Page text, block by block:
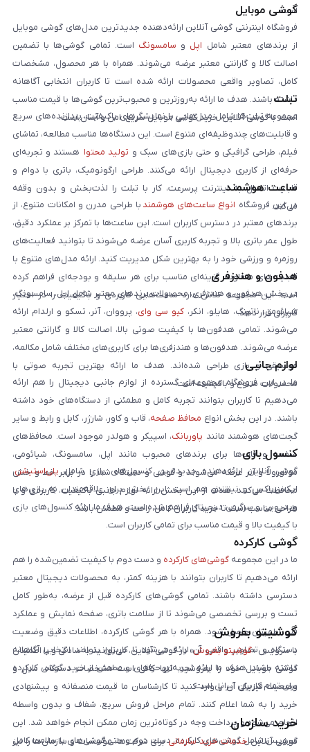
است:
گوشی موبایل
فروشگاه اینترنتی گوشی آنلاین ارائه‌دهنده جدیدترین مدل‌های گوشی موبایل
از برندهای معتبر شامل اپل و سامسونگ است. تمامی گوشی‌ها با تضمین
اصالت کالا و گارانتی معتبر عرضه می‌شوند. همراه با هر محصول، مشخصات
کامل، تصاویر واقعی محصولات ارائه شده است تا کاربران انتخابی آگاهانه
داشته باشند. هدف ما ارائه به‌روزترین و محبوب‌ترین گوشی‌ها با قیمت مناسب
است. با گوشی آنلاین، خرید گوشی موبایل سریع، امن و آسان است.
تبلت
مجموعه تبلت‌ها شامل مدل‌هایی با نمایشگرهای باکیفیت، پردازنده‌های سریع
و قابلیت‌های چندوظیفه‌ای متنوع است. این دستگاه‌ها مناسب مطالعه، تماشای
فیلم، طراحی گرافیکی و حتی بازی‌های سبک و تولید محتوا هستند و تجربه‌ای
حرفه‌ای از کاربری دیجیتال ارائه می‌کنند. طراحی ارگونومیک، باتری با دوام و
قابلیت اتصال به اینترنت پرسرعت، کار با تبلت را لذت‌بخش و بدون وقفه
می‌کند.
ساعت هوشمند
در این فروشگاه انواع ساعت‌های هوشمند با طراحی مدرن و امکانات متنوع، از
برندهای معتبر در دسترس کاربران است. این ساعت‌ها با تمرکز بر عملکرد دقیق،
طول عمر باتری بالا و تجربه کاربری آسان عرضه می‌شوند تا بتوانید فعالیت‌های
روزمره و ورزشی خود را به بهترین شکل مدیریت کنید. ارائه مدل‌های متنوع با
قابلیت‌های متفاوت، گزینه‌ای مناسب برای هر سلیقه و بودجه‌ای فراهم کرده
است. این مجموعه تلاش دارد ساعت‌هایی کاربردی و باکیفیت را در اختیار
کاربران قرار دهد.
هدفون و هندزفری
در بخش هدفون و هندزفری، محصولات برندهای معتبر شامل اپل، سامسونگ،
شیائومی، ناتینگ، هایلو، انکر، کیو سی وای، پرووان، آنر، تسکو و ارلدام ارائه
می‌شوند. تمامی هدفون‌ها با کیفیت صوتی بالا، اصالت کالا و گارانتی معتبر
عرضه می‌شوند. هدفون‌ها و هندزفری‌ها برای کاربری‌های مختلف شامل مکالمه،
موسیقی و بازی طراحی شده‌اند. هدف ما ارائه بهترین تجربه صوتی با
محصولات متنوع و باکیفیت است.
لوازم جانبی
ما در این فروشگاه مجموعه‌ای گسترده از لوازم جانبی دیجیتال را هم ارائه
می‌دهیم تا کاربران بتوانند تجربه کامل و مطمئنی از دستگاه‌های خود داشته
باشند. در این بخش انواع محافظ صفحه، قاب و کاور، شارژر، کابل و رابط و سایر
گجت‌های هوشمند مانند پاوربانک، اسپیکر و هولدر موجود است. محافظ‌های
صفحه و قاب‌ها برای برندهای محبوب مانند اپل، سامسونگ، شیائومی،
موتورولا و آنر عرضه می‌شوند و گوشی و دستگاه شما را در برابر خط و خش
محافظت می‌کنند. هدف از این بخش ارائه لوازم جانبی باکیفیت، کاربردی و با
طراحی مناسب است تا خرید کاربران کامل، راحت و مطمئن باشد.
کنسول بازی
گوشی آنلاین ارائه‌دهنده جدیدترین کنسول‌های بازی شامل پلی‌استیشن،
ایکس‌باکس و نینتندو هم است. این بخش برای علاقه‌مندان به بازی‌های
ویدیویی و سرگرمی دیجیتال فراهم شده است. هدف ما ارائه کنسول‌های بازی
با کیفیت بالا و قیمت مناسب برای تمامی کاربران است.
گوشی کارکرده
ما در این مجموعه گوشی‌های کارکرده و دست دوم با کیفیت تضمین‌شده را هم
ارائه می‌دهیم تا کاربران بتوانند با هزینه کمتر، به محصولات دیجیتال معتبر
دسترسی داشته باشند. تمامی گوشی‌های کارکرده قبل از عرضه، به‌طور کامل
تست و بررسی تخصصی می‌شوند تا از سلامت باتری، صفحه نمایش و عملکرد
فنی اطمینان حاصل شود. همراه با هر گوشی کارکرده، اطلاعات دقیق وضعیت
دستگاه و تصاویر واقعی آن ارائه می‌شود تا کاربران بتوانند انتخابی آگاهانه
داشته باشند. هدف ما ارائه تجربه‌ای حرفه‌ای و مطمئن از خرید گوشی کارکرده
برای تمام کاربران ایرانی است.
گوشیتو بفروش
با سرویس «گوشیتو بفروش» در گوشی آنلاین، می‌توانید به‌سادگی و با اطمینان
گوشی موبایل خود را بفروشید. تنها کافی است مشخصات دستگاه، مدل و
وضعیت فیزیکی آن را وارد کنید تا کارشناسان ما قیمت منصفانه و پیشنهادی
خرید را به شما اعلام کنند. تمام مراحل فروش سریع، شفاف و بدون واسطه
انجام می‌شود و پرداخت وجه در کوتاه‌ترین زمان ممکن انجام خواهد شد. این
سرویس شامل گوشی‌های کارکرده، دست دوم و حتی گوشی‌های با سلامت کامل
خرید سازمان
گوشی آنلاینخدمات خرید سازمانیبرای شرکت‌ها، مؤسسات و سازمان‌ها را نیز